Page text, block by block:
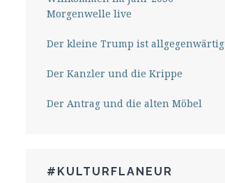
Morgenwelle live
Der kleine Trump ist allgegenwärtig
Der Kanzler und die Krippe
Der Antrag und die alten Möbel
#KULTURFLANEUR